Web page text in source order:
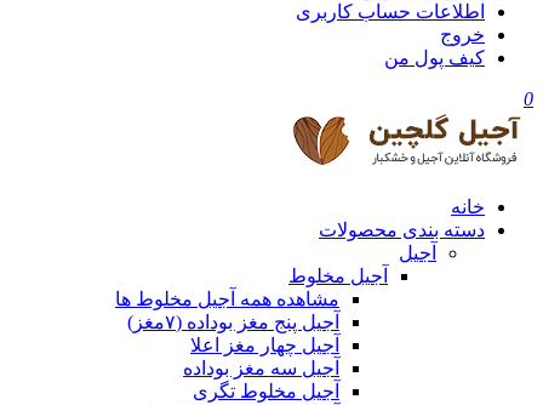
اطلاعات حساب كاربری
خروج
کیف پول من
0
خانه
دسته بندی محصولات
آجیل
آجیل مخلوط
مشاهده همه آجیل مخلوط ها
آجیل پنج مغز بوداده (۷مغز)
آجیل چهار مغز اعلا
آجیل سه مغز بوداده
آجیل مخلوط تگری